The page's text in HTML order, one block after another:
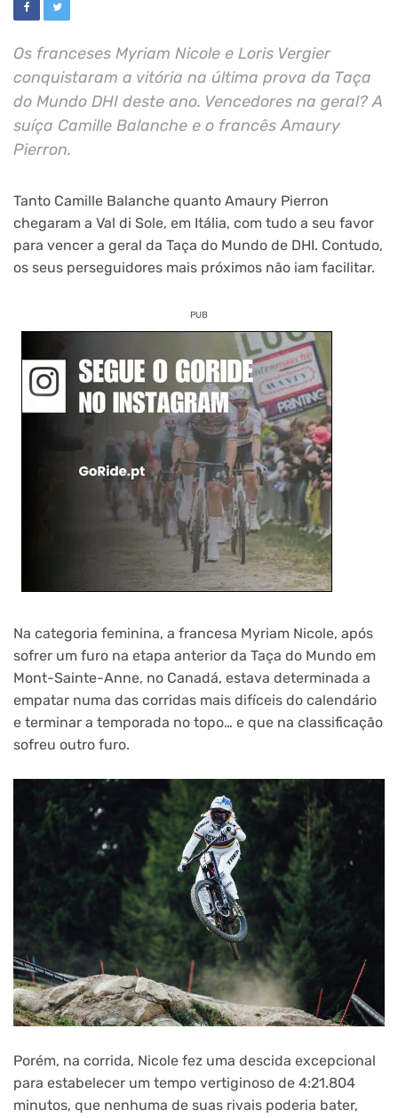
Os franceses Myriam Nicole e Loris Vergier
conquistaram a vitória na última prova da Taça
do Mundo DHI deste ano. Vencedores na geral? A
suíça Camille Balanche e o francês Amaury
Pierron.
Tanto Camille Balanche quanto Amaury Pierron
chegaram a Val di Sole, em Itália, com tudo a seu favor
para vencer a geral da Taça do Mundo de DHI. Contudo,
os seus perseguidores mais próximos não iam facilitar.
PUB
Na categoria feminina, a francesa Myriam Nicole, após
sofrer um furo na etapa anterior da Taça do Mundo em
Mont-Sainte-Anne, no Canadá, estava determinada a
empatar numa das corridas mais difíceis do calendário
e terminar a temporada no topo… e que na classificação
sofreu outro furo.
Porém, na corrida, Nicole fez uma descida excepcional
para estabelecer um tempo vertiginoso de 4:21.804
minutos, que nenhuma de suas rivais poderia bater,